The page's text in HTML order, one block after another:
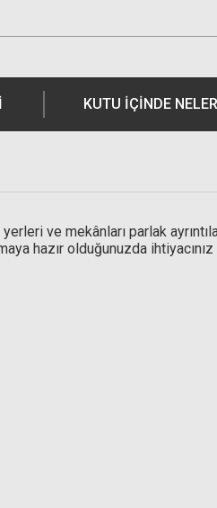
Hoya
KUTU İÇİNDE
ve mekânları parlak
hazır olduğunuzda